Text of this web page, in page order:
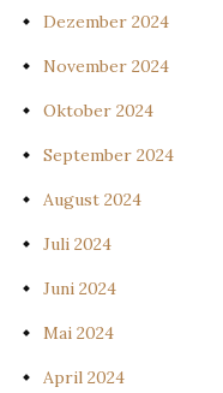
Dezember 2024
November 2024
Oktober 2024
September 2024
August 2024
Juli 2024
Juni 2024
Mai 2024
April 2024